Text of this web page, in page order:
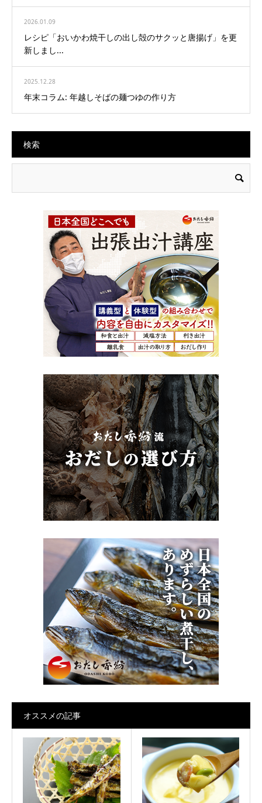
2026.01.09
レシピ「おいかわ焼干しの出し殻のサクッと唐揚げ」を更
新しまし...
2025.12.28
年末コラム: 年越しそばの麺つゆの作り方
検索
オススメの記事